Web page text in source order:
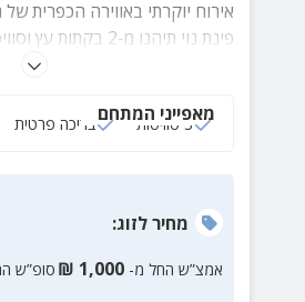
אירוח יוקרתי באווירה הכפרית
פינת נוי תיהנו מ-2
צימר יש חצר פרטית עם בריכה
בחדרים.
מאפייני המתחם
3 סוויטות בריכה פרטית
מחירלזוג:
אמצ”ש החל מ- 1,000
₪ סופ”ש